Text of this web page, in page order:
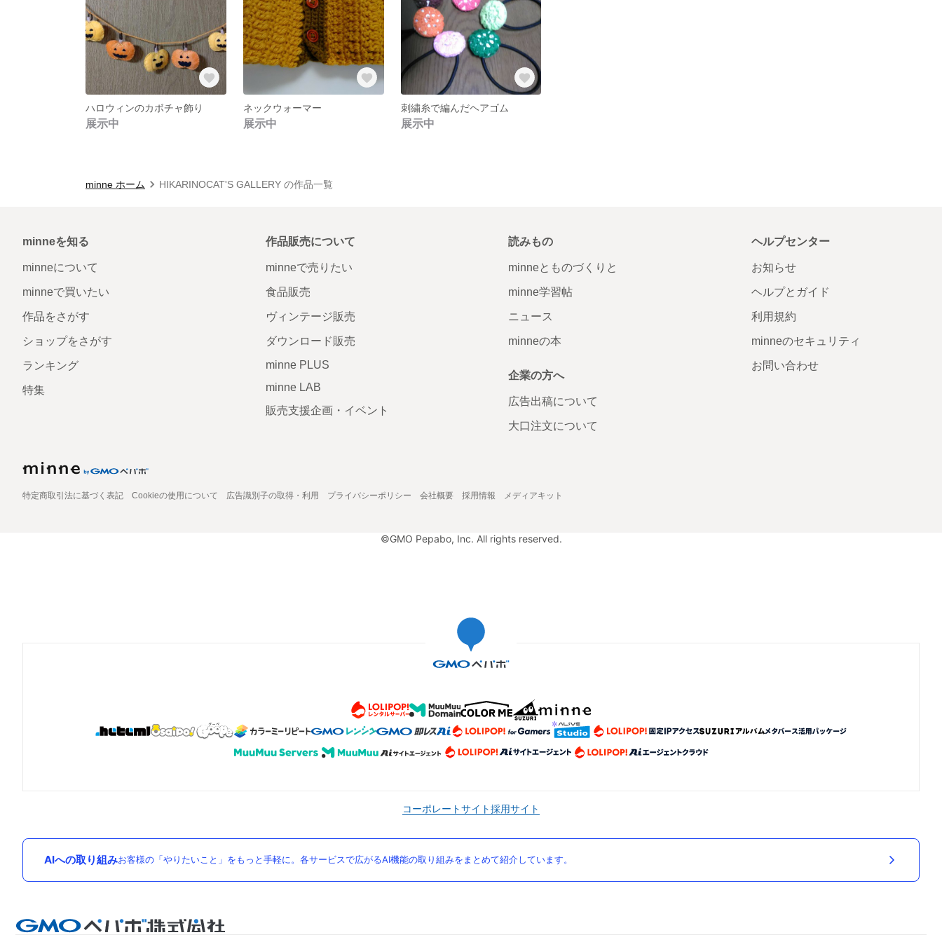
ハロウィンのカボチャ飾り
展示中
ネックウォーマー
展示中
刺繍糸で編んだヘアゴム
展示中
minne ホーム HIKARINOCAT'S GALLERY の作品一覧
minneを知る
minneについて
minneで買いたい
作品をさがす
ショップをさがす
ランキング
特集
作品販売について
minneで売りたい
食品販売
ヴィンテージ販売
ダウンロード販売
minne PLUS
minne LAB
販売支援企画・イベント
読みもの
minneとものづくりと
minne学習帖
ニュース
minneの本
企業の方へ
広告出稿について
大口注文について
ヘルプセンター
お知らせ
ヘルプとガイド
利用規約
minneのセキュリティ
お問い合わせ
特定商取引法に基づく表記 Cookieの使用について 広告識別子の取得・利用 プライバシーポリシー 会社概要 採用情報 メディアキット
©GMO Pepabo, Inc. All rights reserved.
コーポレートサイト採用サイト
AIへの取り組みお客様の「やりたいこと」をもっと手軽に。各サービスで広がるAI機能の取り組みをまとめて紹介しています。